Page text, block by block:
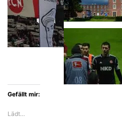
Gefällt mir:
Lädt…